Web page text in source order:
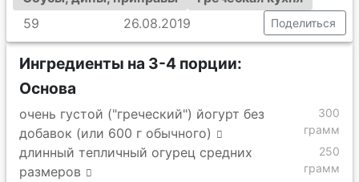
59
26.08.2019 Поделиться
Ингредиенты на 3-4 порции:
Основа
очень густой ("греческий") йогурт без
добавок (или 600 г обычного)
300
грамм
длинный тепличный огурец средних
размеров
250
грамм